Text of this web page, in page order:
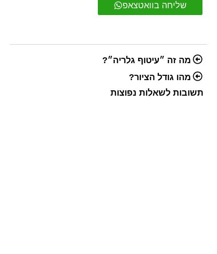
שליחה בוואטצאפ
מה זה ״עיטוף גלריה״?
מהו גודל הציור?
תשובות לשאלות נפוצות